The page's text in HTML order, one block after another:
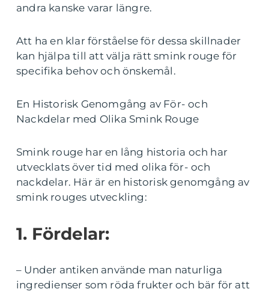
andra kanske varar längre.
Att ha en klar förståelse för dessa skillnader
kan hjälpa till att välja rätt smink rouge för
specifika behov och önskemål.
En Historisk Genomgång av För- och
Nackdelar med Olika Smink Rouge
Smink rouge har en lång historia och har
utvecklats över tid med olika för- och
nackdelar. Här är en historisk genomgång av
smink rouges utveckling:
1. Fördelar:
– Under antiken använde man naturliga
ingredienser som röda frukter och bär för att